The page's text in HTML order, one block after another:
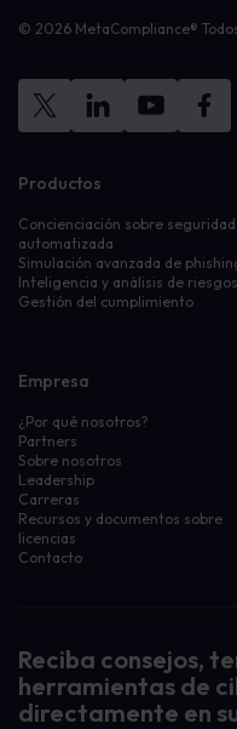
© 2026 MetaCompliance®
Productos
Concienciación sobre seguridad
automatizada
Simulación avanzada de
Inteligencia y análisis de riesgos
Gestión del cumplimiento
Empresa
¿Por qué nosotros?
Partners
Sobre nosotros
Leadership
Carreras
Recursos y documentos sobre
licencias
Contacto
Reciba consejos,
herramientas de
directamente en